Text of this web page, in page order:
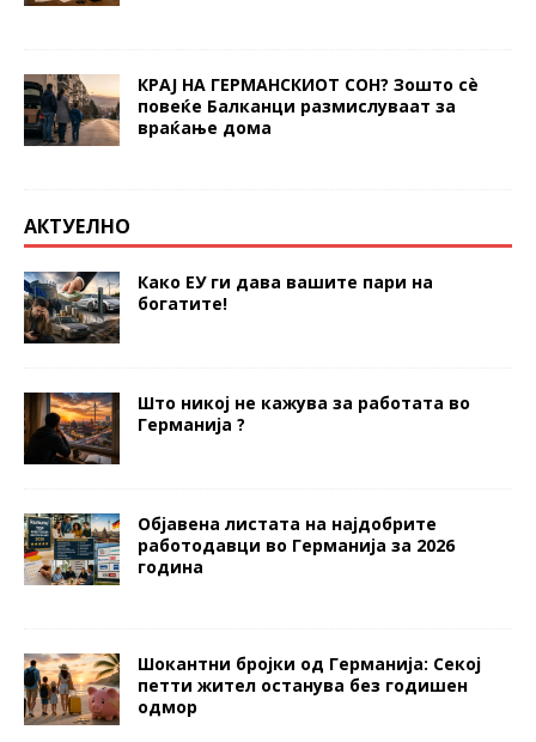
КРАЈ НА ГЕРМАНСКИОТ СОН? Зошто сè
повеќе Балканци размислуваат за
враќање дома
АКТУЕЛНО
Како ЕУ ги дава вашите пари на
богатите!
Што никој не кажува за работата во
Германија ?
Објавена листата на најдобрите
работодавци во Германија за 2026
година
Шокантни бројки од Германија: Секој
петти жител останува без годишен
одмор